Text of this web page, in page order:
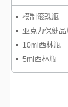
模制滚珠瓶
亚克力保健品
10ml西林瓶
5ml西林瓶